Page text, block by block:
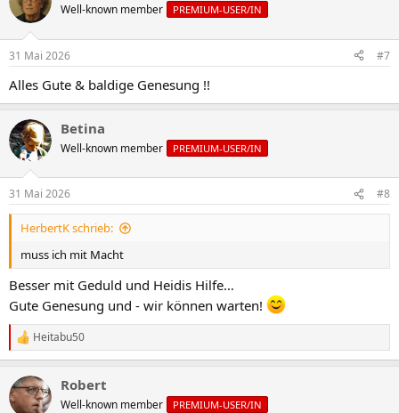
Well-known member PREMIUM-USER/IN
31 Mai 2026 #7
Alles Gute & baldige Genesung !!
Betina
Well-known member PREMIUM-USER/IN
31 Mai 2026 #8
HerbertK schrieb:
muss ich mit Macht
Besser mit Geduld und Heidis Hilfe…
Gute Genesung und - wir können warten!
R
e
k
t
Heitabu50
Robert
Well-known member PREMIUM-USER/IN